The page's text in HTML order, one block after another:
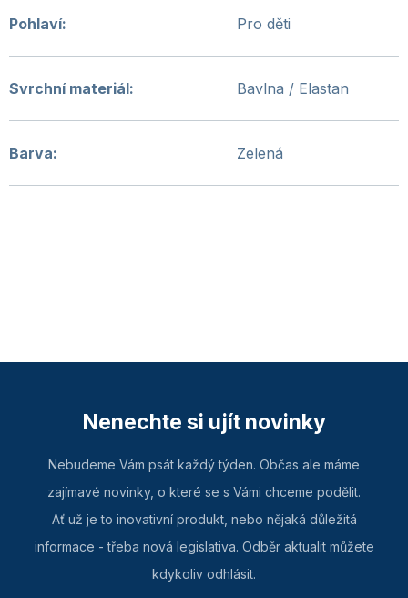
Pohlaví: Pro děti
Svrchní materiál: Bavlna / Elastan
Barva: Zelená
Nenechte si ujít novinky
Nebudeme Vám psát každý týden. Občas ale máme
zajímavé novinky, o které se s Vámi chceme podělit.
Ať už je to inovativní produkt, nebo nějaká důležitá
informace - třeba nová legislativa. Odběr aktualit můžete
kdykoliv odhlásit.